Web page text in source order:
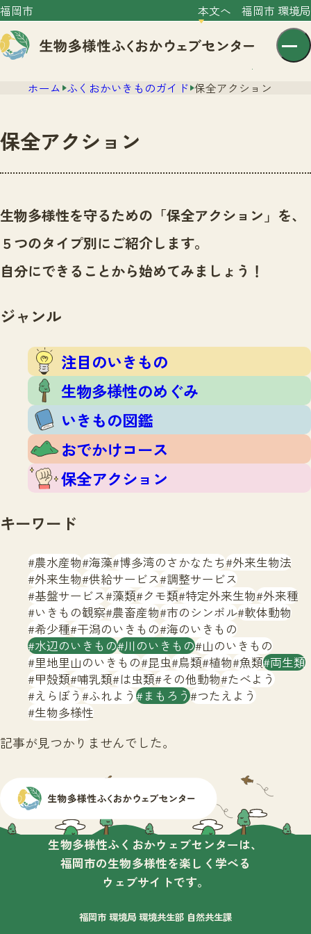
福岡市 本文へ 福岡市 環境局
文字サイズ 小 中 大
センター紹介
センター紹介TOP
サイトポリシー
ニュース
ニュースTOP
市の取組み
いきものガイド
注目のいきもの
いきもの図鑑
おでかけコース
保全アクション
調査レポート
調査レポートTOP
調査結果
ふくおかいきものマップ
マッチング
マッチングTOP
掲載申し込みフォーム
お問合せ
生物多様性ふくおかウェブセンターとは
サイトマップ
ホーム ふくおかいきものガイド 保全アクション
保全アクション
生物多様性を守るための「保全アクション」を、
５つのタイプ別にご紹介します。
自分にできることから始めてみましょう！
ジャンル
注目のいきもの
生物多様性のめぐみ
いきもの図鑑
おでかけコース
保全アクション
キーワード
農水産物 海藻 博多湾のさかなたち 外来生物法
外来生物 供給サービス 調整サービス
基盤サービス 藻類 クモ類 特定外来生物 外来種
いきもの観察 農畜産物 市のシンボル 軟体動物
希少種 干潟のいきもの 海のいきもの
水辺のいきもの 川のいきもの 山のいきもの
里地里山のいきもの 昆虫 鳥類 植物 魚類 両生類
甲殻類 哺乳類 は虫類 その他動物 たべよう
えらぼう ふれよう まもろう つたえよう
生物多様性
記事が見つかりませんでした。
生物多様性ふくおかウェブセンターは、
福岡市の生物多様性を楽しく学べる
ウェブサイトです。
福岡市 環境局 環境共生部 自然共生課